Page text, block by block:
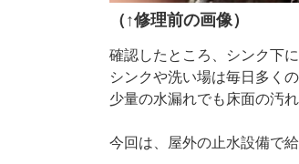
（↑修理前の画像）
確認したところ、シンク下
シンクや洗い場は毎日多く
少量の水漏れでも床面の汚
今回は、屋外の止水設備で